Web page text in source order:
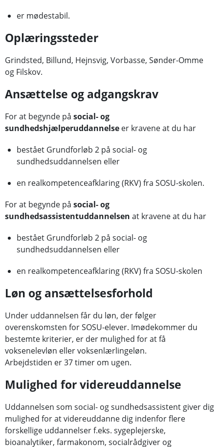
er mødestabil.
Oplæringssteder
Grindsted, Billund, Hejnsvig, Vorbasse, Sønder-Omme
og Filskov.
Ansættelse og adgangskrav
For at begynde på social- og
sundhedshjælperuddannelse er kravene at du har
bestået Grundforløb 2 på social- og
sundhedsuddannelsen eller
en realkompetenceafklaring (RKV) fra SOSU-skolen.
For at begynde på social- og
sundhedsassistentuddannelsen at kravene at du har
bestået Grundforløb 2 på social- og
sundhedsuddannelsen eller
en realkompetenceafklaring (RKV) fra SOSU-skolen
Løn og ansættelsesforhold
Under uddannelsen får du løn, der følger
overenskomsten for SOSU-elever. Imødekommer du
bestemte kriterier, er der mulighed for at få
voksenelevløn eller voksenlærlingeløn.
Arbejdstiden er 37 timer om ugen.
Mulighed for videreuddannelse
Uddannelsen som social- og sundhedsassistent giver dig
mulighed for at videreuddanne dig indenfor flere
forskellige uddannelser f.eks. sygeplejerske,
bioanalytiker, farmakonom, socialrådgiver og